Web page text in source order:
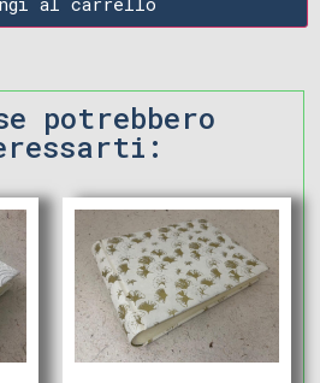
potrebbero